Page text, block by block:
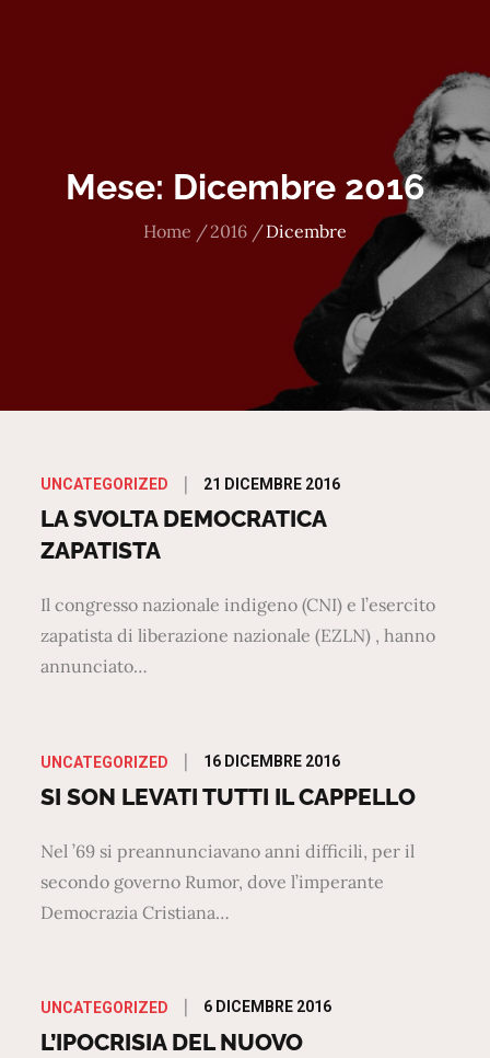
Mese: Dicembre 2016
Home 2016 Dicembre
UNCATEGORIZED
Posted
on
21 DICEMBRE 2016
LA SVOLTA DEMOCRATICA
ZAPATISTA
Il congresso nazionale indigeno (CNI) e l’esercito
zapatista di liberazione nazionale (EZLN) , hanno
annunciato…
UNCATEGORIZED
Posted
on
16 DICEMBRE 2016
SI SON LEVATI TUTTI IL CAPPELLO
Nel ’69 si preannunciavano anni difficili, per il
secondo governo Rumor, dove l’imperante
Democrazia Cristiana…
UNCATEGORIZED
Posted
on
6 DICEMBRE 2016
L’IPOCRISIA DEL NUOVO